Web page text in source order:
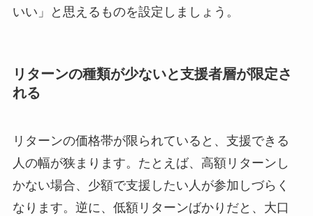
いい」と思えるものを設定しましょう。
リターンの種類が少ないと支援者層が限定さ
れる
リターンの価格帯が限られていると、支援できる
人の幅が狭まります。たとえば、高額リターンし
かない場合、少額で支援したい人が参加しづらく
なります。逆に、低額リターンばかりだと、大口